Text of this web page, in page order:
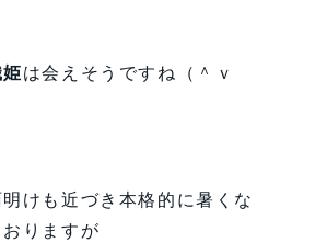
は会えそうですね（＾ｖ
けも近づき本格的に暑くな
りますが